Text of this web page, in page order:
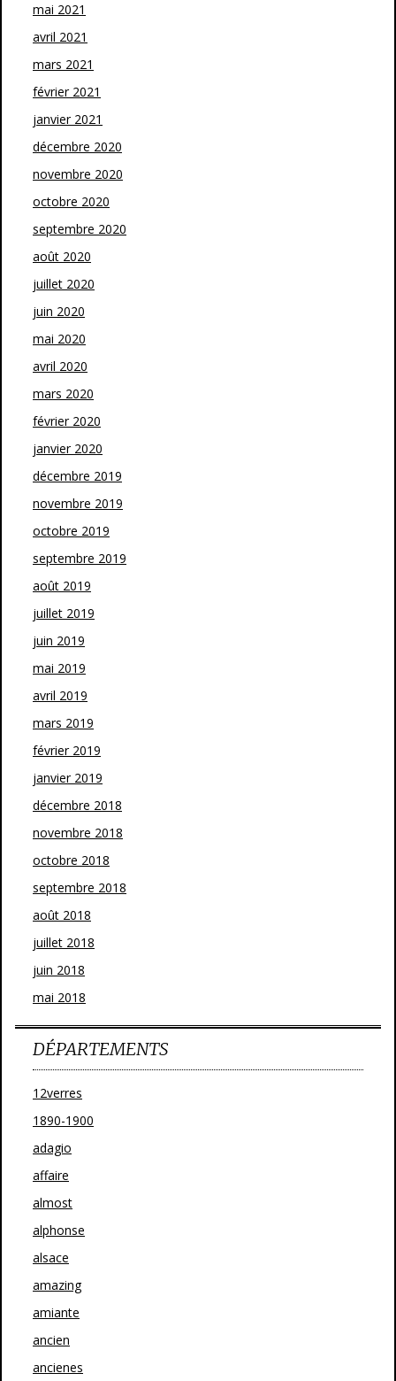
mai 2021
avril 2021
mars 2021
février 2021
janvier 2021
décembre 2020
novembre 2020
octobre 2020
septembre 2020
août 2020
juillet 2020
juin 2020
mai 2020
avril 2020
mars 2020
février 2020
janvier 2020
décembre 2019
novembre 2019
octobre 2019
septembre 2019
août 2019
juillet 2019
juin 2019
mai 2019
avril 2019
mars 2019
février 2019
janvier 2019
décembre 2018
novembre 2018
octobre 2018
septembre 2018
août 2018
juillet 2018
juin 2018
mai 2018
DÉPARTEMENTS
12verres
1890-1900
adagio
affaire
almost
alphonse
alsace
amazing
amiante
ancien
ancienes